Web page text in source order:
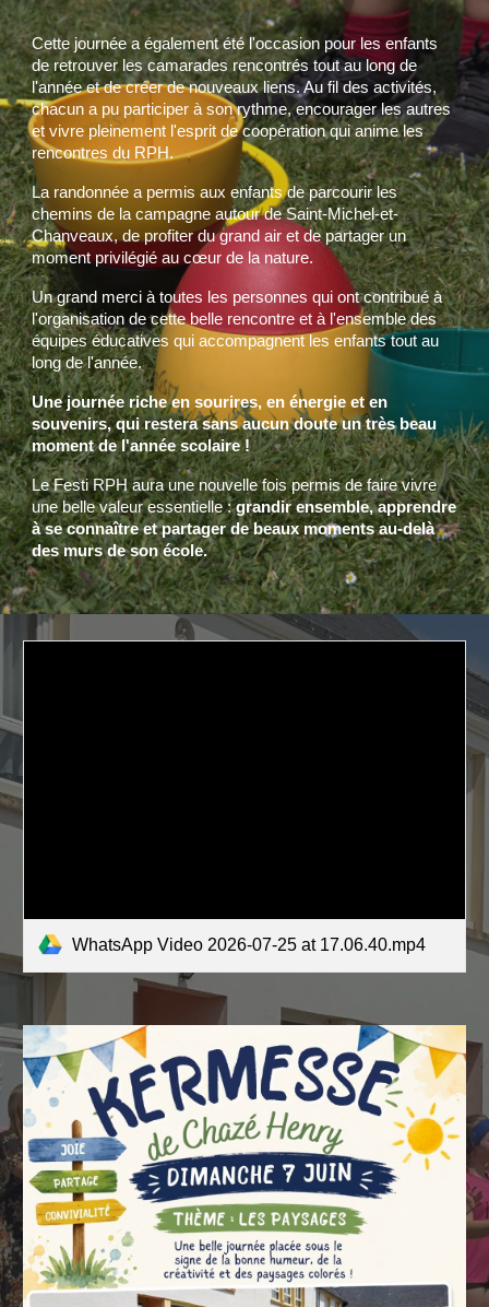
Cette journée a également été l'occasion pour les enfants
de retrouver les camarades rencontrés tout au long de
l'année et de créer de nouveaux liens. Au fil des activités,
chacun a pu participer à son rythme, encourager les autres
et vivre pleinement l'esprit de coopération qui anime les
rencontres du RPH.
La randonnée a permis aux enfants de parcourir les
chemins de la campagne autour de Saint-Michel-et-
Chanveaux, de profiter du grand air et de partager un
moment privilégié au cœur de la nature.
Un grand merci à toutes les personnes qui ont contribué à
l'organisation de cette belle rencontre et à l'ensemble des
équipes éducatives qui accompagnent les enfants tout au
long de l'année.
Une journée riche en sourires, en énergie et en
souvenirs, qui restera sans aucun doute un très beau
moment de l'année scolaire !
Le Festi RPH aura une nouvelle fois permis de faire vivre
une belle valeur essentielle :grandir ensemble, apprendre
à se connaître et partager de beaux moments au-delà
des murs de son école.
WhatsApp Video 2026-07-25 at 17.06.40.mp4